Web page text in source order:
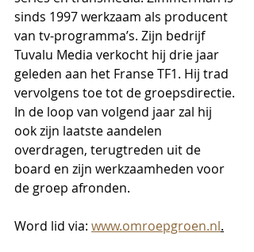
sinds 1997 werkzaam als producent
van tv-programma’s. Zijn bedrijf
Tuvalu Media verkocht hij drie jaar
geleden aan het Franse TF1. Hij trad
vervolgens toe tot de groepsdirectie.
In de loop van volgend jaar zal hij
ook zijn laatste aandelen
overdragen, terugtreden uit de
board en zijn werkzaamheden voor
de groep afronden.
Word lid via: www.omroepgroen.nl.